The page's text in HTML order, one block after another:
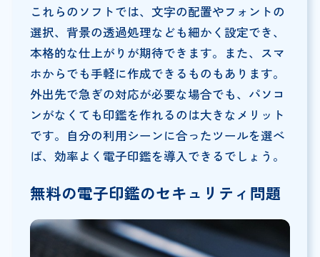
これらのソフトでは、文字の配置やフォントの
選択、背景の透過処理なども細かく設定でき、
本格的な仕上がりが期待できます。また、スマ
ホからでも手軽に作成できるものもあります。
外出先で急ぎの対応が必要な場合でも、パソコ
ンがなくても印鑑を作れるのは大きなメリット
です。自分の利用シーンに合ったツールを選べ
ば、効率よく電子印鑑を導入できるでしょう。
無料の電子印鑑のセキュリティ問題